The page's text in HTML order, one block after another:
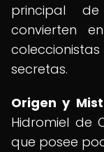
principal
convierten
secretas.
Origen y
Hidromiel de
que posee